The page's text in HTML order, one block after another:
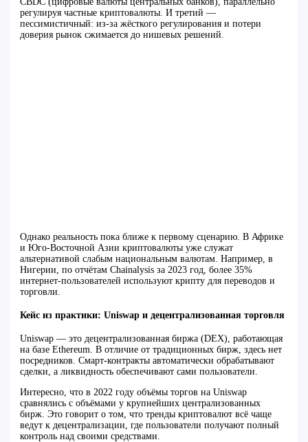
регулируя частные криптовалюты. И третий —
пессимистичный: из-за жёсткого регулирования и потери
доверия рынок сжимается до нишевых решений.
Однако реальность пока ближе к первому сценарию. В Африке
и Юго-Восточной Азии криптовалюты уже служат
альтернативой слабым национальным валютам. Например, в
Нигерии, по отчётам Chainalysis за 2023 год, более 35%
интернет-пользователей используют крипту для переводов и
торговли.
Кейс из практики: Uniswap и децентрализованная торговля
Uniswap — это децентрализованная биржа (DEX), работающая
на базе Ethereum. В отличие от традиционных бирж, здесь нет
посредников. Смарт-контракты автоматически обрабатывают
сделки, а ликвидность обеспечивают сами пользователи.
Интересно, что в 2022 году объёмы торгов на Uniswap
сравнялись с объёмами у крупнейших централизованных
бирж. Это говорит о том, что тренды криптовалют всё чаще
ведут к децентрализации, где пользователи получают полный
контроль над своими средствами.